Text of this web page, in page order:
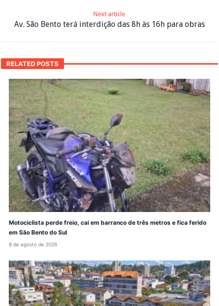
Next article
Av. São Bento terá interdição das 8h às 16h para obras
RELATED POSTS
Motociclista perde freio, cai em barranco de três metros e fica ferido
em São Bento do Sul
8 de agosto de 2026